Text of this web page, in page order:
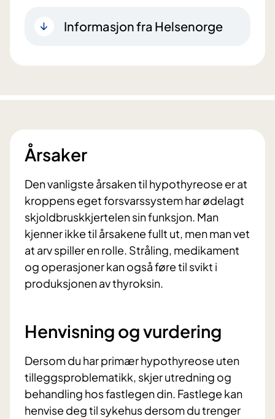
Informasjon fra Helsenorge
Årsaker
Den vanligste årsaken til hypothyreose er at
kroppens eget forsvarssystem har ødelagt
skjoldbruskkjertelen sin funksjon. Man
kjenner ikke til årsakene fullt ut, men man vet
at arv spiller en rolle. Stråling, medikament
og operasjoner kan også føre til svikt i
produksjonen av thyroksin.
Henvisning og vurdering
Dersom du har primær hypothyreose uten
tilleggsproblematikk, skjer utredning og
behandling hos fastlegen din. Fastlege kan
henvise deg til sykehus dersom du trenger